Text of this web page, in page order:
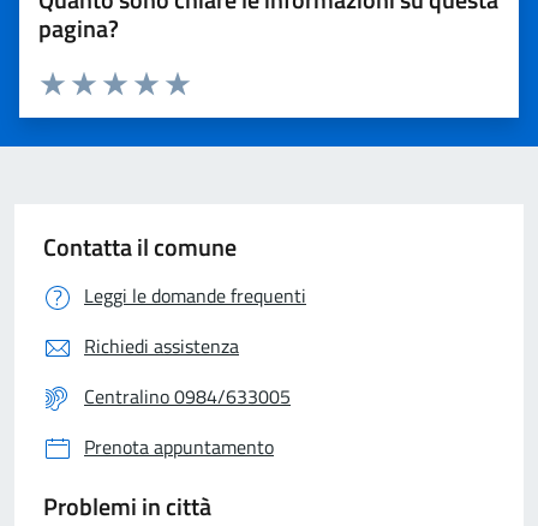
pagina?
Valuta 5 stelle su 5
Valuta 4 stelle su 5
Valuta 3 stelle su 5
Valuta 2 stelle su 5
Valuta 1 stelle su 5
Contatta il comune
Leggi le domande frequenti
Richiedi assistenza
Centralino 0984/633005
Prenota appuntamento
Problemi in città